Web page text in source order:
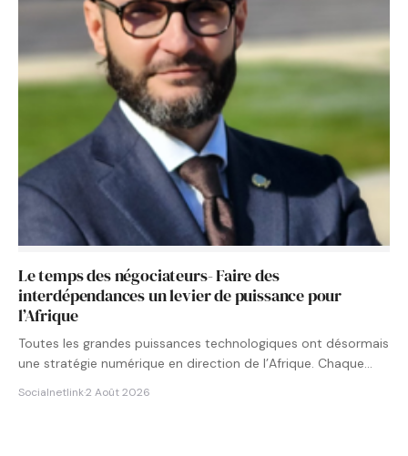
Le temps des négociateurs- Faire des
interdépendances un levier de puissance pour
l’Afrique
Toutes les grandes puissances technologiques ont désormais
une stratégie numérique en direction de l’Afrique. Chaque
Socialnetlink·2 Août 2026